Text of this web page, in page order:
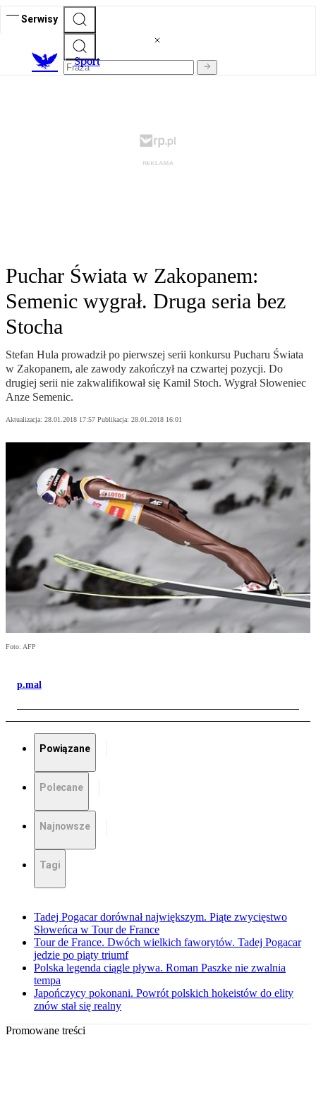
Serwisy
Sport
Puchar Świata w Zakopanem:
Semenic wygrał. Druga seria bez
Stocha
Stefan Hula prowadził po pierwszej serii konkursu Pucharu Świata
w Zakopanem, ale zawody zakończył na czwartej pozycji. Do
drugiej serii nie zakwalifikował się Kamil Stoch. Wygrał Słoweniec
Anze Semenic.
Aktualizacja: 28.01.2018 17:57 Publikacja: 28.01.2018 16:01
Foto: AFP
p.mal
Powiązane
Polecane
Najnowsze
Tagi
Tadej Pogacar dorównał największym. Piąte zwycięstwo
Słoweńca w Tour de France
Tour de France. Dwóch wielkich faworytów. Tadej Pogacar
jedzie po piąty triumf
Polska legenda ciągle pływa. Roman Paszke nie zwalnia
tempa
Japończycy pokonani. Powrót polskich hokeistów do elity
znów stał się realny
Promowane treści